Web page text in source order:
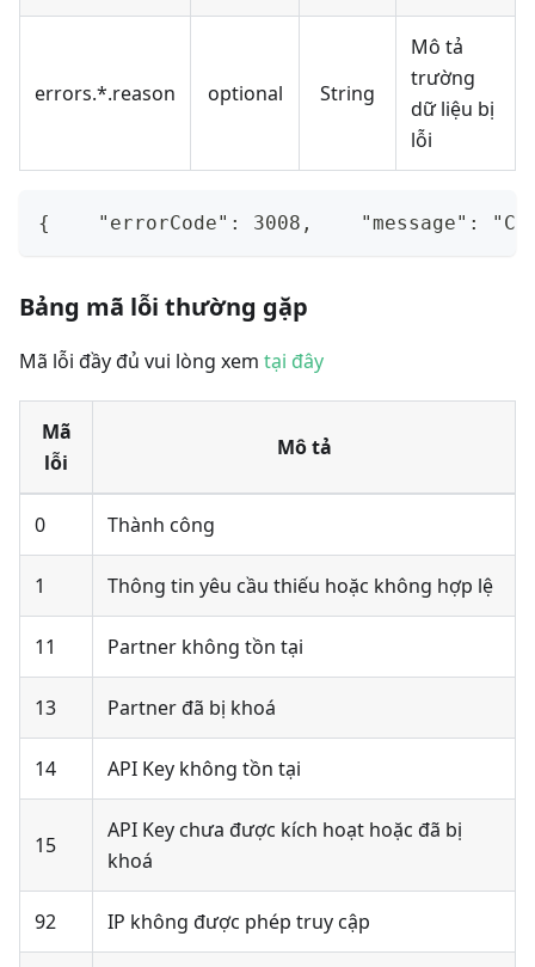
errors.*.reason optional String
Mô tả
trường
dữ liệu bị
lỗi
{    "errorCode": 3008,    "message":
Bảng mã lỗi thường gặp
Mã lỗi đầy đủ vui lòng xem tại đây
Mã
lỗi
Mô tả
0 Thành công
1 Thông tin yêu cầu thiếu hoặc không hợp lệ
11 Partner không tồn tại
13 Partner đã bị khoá
14 API Key không tồn tại
15
API Key chưa được kích hoạt hoặc đã bị
khoá
92 IP không được phép truy cập